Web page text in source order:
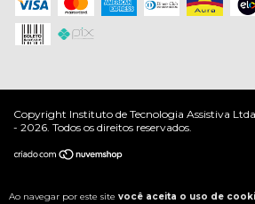
Ao navegar por este site você aceita o uso de
Copyright Instituto de Tecnologia Assistiva
- 2026. Todos os direitos reservados.